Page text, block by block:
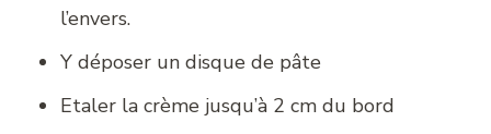
l’envers.
Y déposer un disque de pâte
Etaler la crème jusqu’à 2 cm du bord